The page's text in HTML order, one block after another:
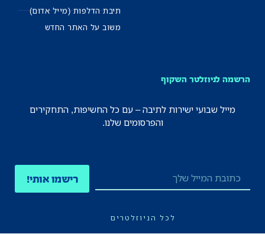
תיבת הדלפות (מייל אדום)
משוב על האתר החדש
הרשמה לניוזלטר השקוף
מייל שבועי ישירות לתיבה – עם כל החשיפות, התחקירים
והפרסומים שלנו.
רישמו אותי!
לכל הניוזלטרים